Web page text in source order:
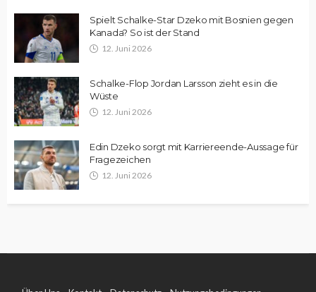
Spielt Schalke-Star Dzeko mit Bosnien gegen
Kanada? So ist der Stand
12. Juni 2026
Schalke-Flop Jordan Larsson zieht es in die
Wüste
12. Juni 2026
Edin Dzeko sorgt mit Karriereende-Aussage für
Fragezeichen
12. Juni 2026